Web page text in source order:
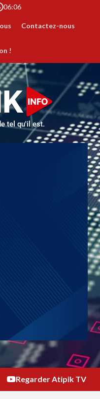
06:06
Contactez-nous
!
tel qu'il est.
Regarder Atipik TV